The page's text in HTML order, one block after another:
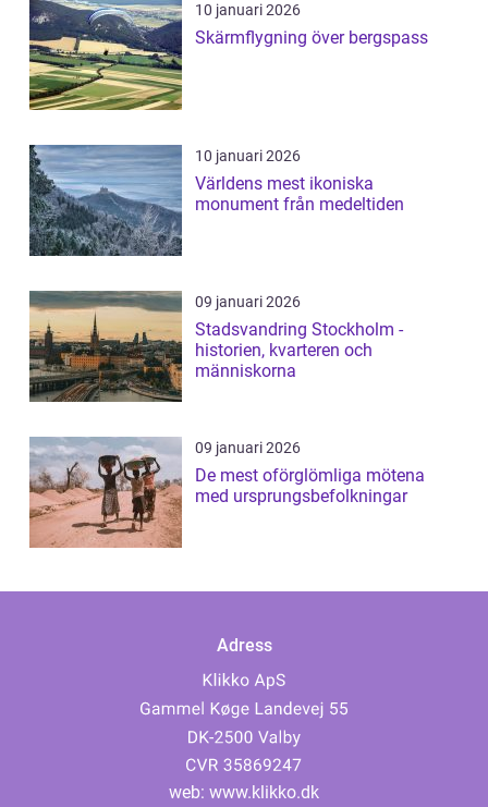
10 januari 2026
Skärmflygning över bergspass
10 januari 2026
Världens mest ikoniska
monument från medeltiden
09 januari 2026
Stadsvandring Stockholm -
historien, kvarteren och
människorna
09 januari 2026
De mest oförglömliga mötena
med ursprungsbefolkningar
Adress
web: www.klikko.dk